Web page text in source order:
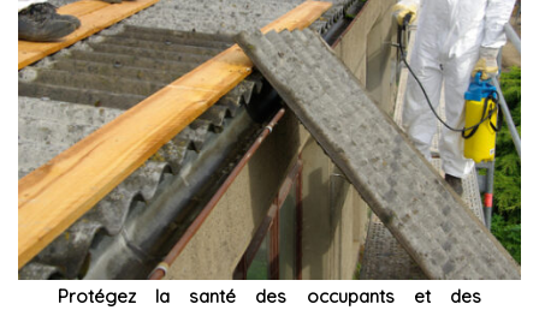
Protégez la santé des occupants et des